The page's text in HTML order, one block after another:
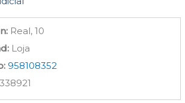
Real, 10
Loja
958108352